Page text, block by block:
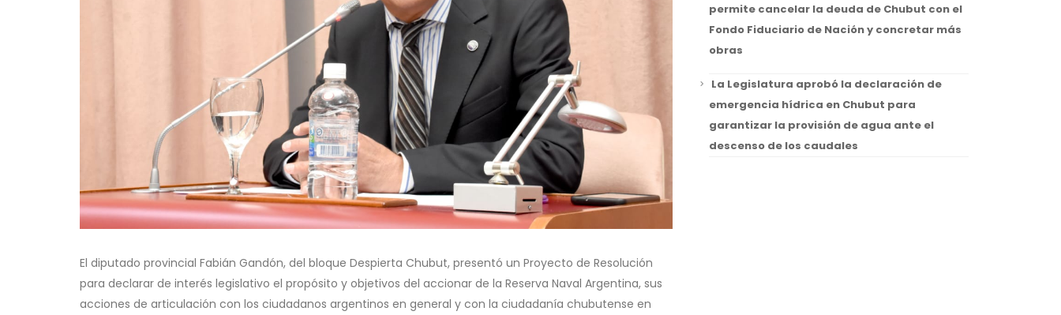
El diputado provincial Fabián Gandón, del bloque Despierta Chubut, presentó un Proyecto de Resolución
para declarar de interés legislativo el propósito y objetivos del accionar de la Reserva Naval Argentina, sus
acciones de articulación con los ciudadanos argentinos en general y con la ciudadanía chubutense en
permite cancelar la deuda de Chubut con el
Fondo Fiduciario de Nación y concretar más
obras
La Legislatura aprobó la declaración de
emergencia hídrica en Chubut para
garantizar la provisión de agua ante el
descenso de los caudales